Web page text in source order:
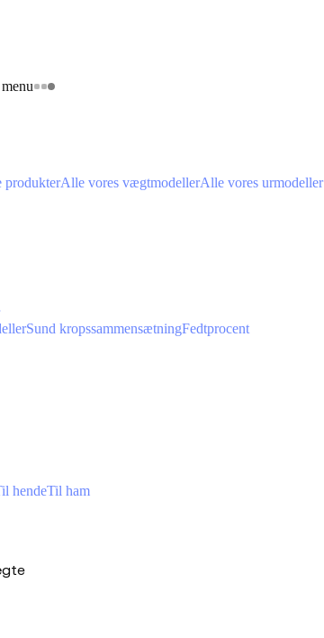
produkterAlle vores vægtmodellerAlle vores urmodeller
Sund kropssammensætningFedtprocent
hendeTil ham